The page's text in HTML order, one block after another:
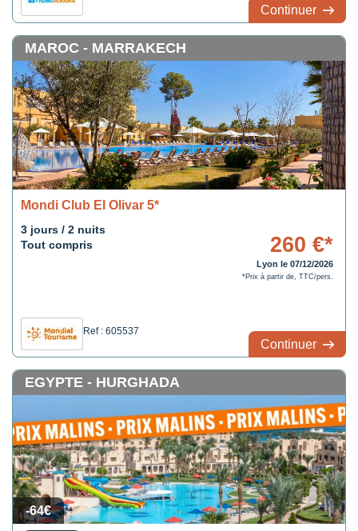
Continuer
MAROC - MARRAKECH
Mondi Club El Olivar 5*
3 jours / 2 nuits
Tout compris
Ref : 605537
260 €*
Lyon le 07/12/2026
*Prix à partir de, TTC/pers.
Continuer
-64€
EGYPTE - HURGHADA